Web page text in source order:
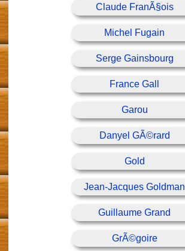
Claude FranÃ§ois
Michel Fugain
Serge Gainsbourg
France Gall
Garou
Danyel GÃ©rard
Gold
Jean-Jacques Goldman
Guillaume Grand
GrÃ©goire